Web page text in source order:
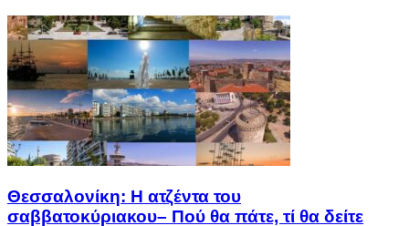
Θεσσαλονίκη: Η ατζέντα του
σαββατοκύριακου– Πού θα πάτε, τί θα δείτε